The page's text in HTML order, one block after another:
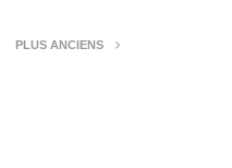
PLUS ANCIENS